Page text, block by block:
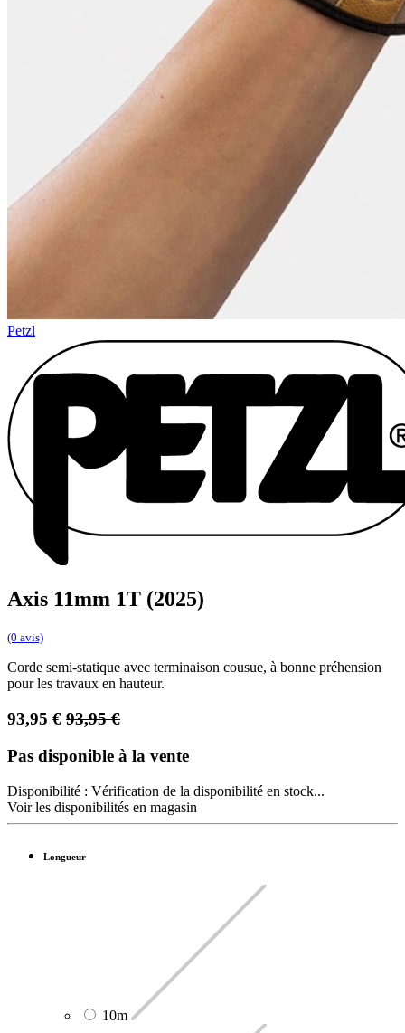
Petzl
Axis 11mm 1T (2025)
(0 avis)
Corde semi-statique avec terminaison cousue, à bonne préhension
pour les travaux en hauteur.
93,95 € 93,95€
Pas disponible à la vente
Disponibilité : Vérification de la disponibilité en stock...
Voir les disponibilités en magasin
Longueur
10m